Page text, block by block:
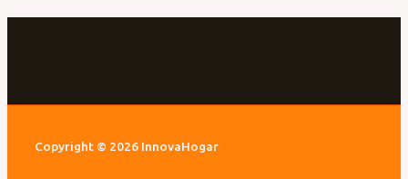
Copyright © 2026 InnovaHogar